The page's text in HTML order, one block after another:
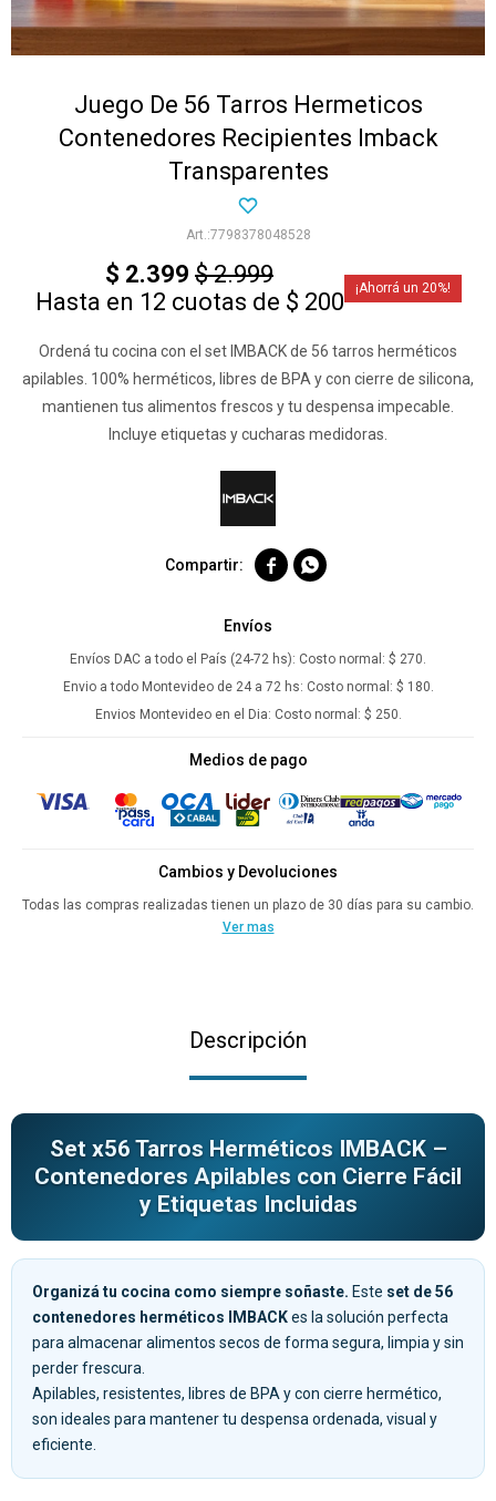
Juego De 56 Tarros Hermeticos
Contenedores Recipientes Imback
Transparentes
7798378048528
$ 2.399 $ 2.999
Hasta en 12 cuotas de $ 200
20
Ordená tu cocina con el set IMBACK de 56 tarros herméticos
apilables. 100% herméticos, libres de BPA y con cierre de silicona,
mantienen tus alimentos frescos y tu despensa impecable.
Incluye etiquetas y cucharas medidoras.
 
Envíos
Envíos DAC a todo el País (24-72 hs): Costo normal: $ 270.
Envio a todo Montevideo de 24 a 72 hs: Costo normal: $ 180.
Envios Montevideo en el Dia: Costo normal: $ 250.
Medios de pago
Cambios y Devoluciones
Todas las compras realizadas tienen un plazo de 30 días para su cambio.
Ver mas
Descripción
Set x56 Tarros Herméticos IMBACK –
Contenedores Apilables con Cierre Fácil
y Etiquetas Incluidas
Organizá tu cocina como siempre soñaste. Este set de 56
contenedores herméticos IMBACKes la solución perfecta
para almacenar alimentos secos de forma segura, limpia y sin
perder frescura.
Apilables, resistentes, libres de BPA y con cierre hermético,
son ideales para mantener tu despensa ordenada, visual y
eficiente.